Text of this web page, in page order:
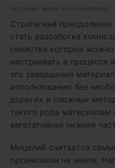
Источник: Adobe Stock/cendeced
Стратегией
стать разработка
свойства которых
настраивать в процессе
его завершения
использованию без
дорогих и сложных
такого рода материалам
вегетативная нижняя
Мицелий считается
организмом на земле.